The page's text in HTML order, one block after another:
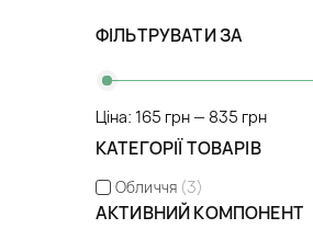
ФІЛЬТРУВАТИ ЗА
Ціна: 165 грн— 835 грн
КАТЕГОРІЇ ТОВАРІВ
Обличчя (3)
АКТИВНИЙ КОМПОНЕНТ